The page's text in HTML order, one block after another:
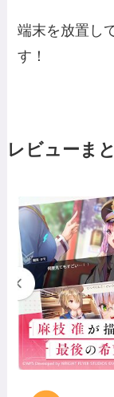
端末を放置し
す！
レビューま